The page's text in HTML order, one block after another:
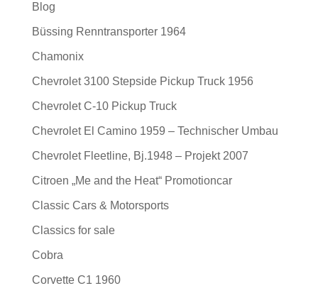
Blog
Büssing Renntransporter 1964
Chamonix
Chevrolet 3100 Stepside Pickup Truck 1956
Chevrolet C-10 Pickup Truck
Chevrolet El Camino 1959 – Technischer Umbau
Chevrolet Fleetline, Bj.1948 – Projekt 2007
Citroen „Me and the Heat“ Promotioncar
Classic Cars & Motorsports
Classics for sale
Cobra
Corvette C1 1960